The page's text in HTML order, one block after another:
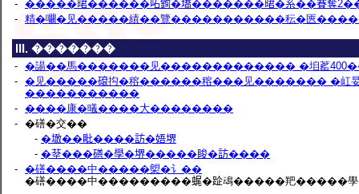
‑ �����𣇉������𠰴銁�墧�������𣇉�系��賽奪
‑ 精�㘚�见�����績��覽�����������秐�匧
III. �������
‑ �諹��馬�������见������������� �垍䔄
‑ �见�����𥕦抅�穃������穃���见������� �屸
�����������
‑ ����康�㬢����大��������
‑ �磰�交��
‑ �𡑒��䀝����訪�娪堺
‑ �𦯀���磰�學�堺�����睃�訪����
‑ �磰����中�����㮾�讠��
�磰����中���������𧋦�𨀣䲰�����羓�����